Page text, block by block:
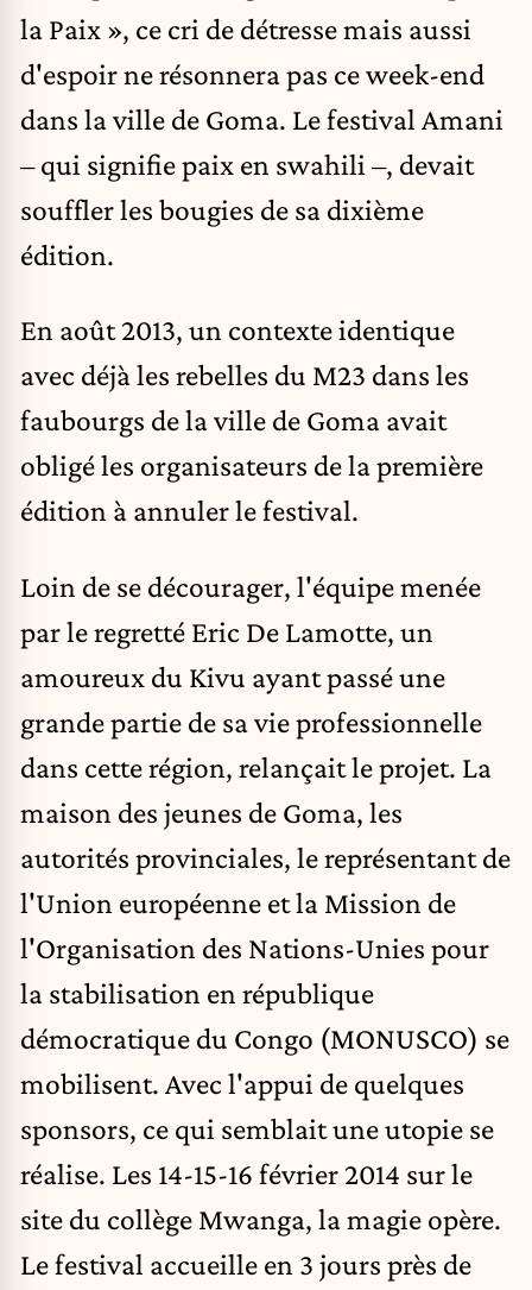
la Paix », ce cri de détresse mais aussi
d'espoir ne résonnera pas ce week-end
dans la ville de Goma. Le festival Amani
– qui signifie paix en swahili –, devait
souffler les bougies de sa dixième
édition.
En août 2013, un contexte identique
avec déjà les rebelles du M23 dans les
faubourgs de la ville de Goma avait
obligé les organisateurs de la première
édition à annuler le festival.
Loin de se décourager, l'équipe menée
par le regretté Eric De Lamotte, un
amoureux du Kivu ayant passé une
grande partie de sa vie professionnelle
dans cette région, relançait le projet. La
maison des jeunes de Goma, les
autorités provinciales, le représentant de
l'Union européenne et la Mission de
l'Organisation des Nations-Unies pour
la stabilisation en république
démocratique du Congo (MONUSCO) se
mobilisent. Avec l'appui de quelques
sponsors, ce qui semblait une utopie se
réalise. Les 14-15-16 février 2014 sur le
site du collège Mwanga, la magie opère.
Le festival accueille en 3 jours près de